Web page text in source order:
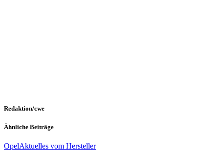
Redaktion/cwe
Ähnliche Beiträge
OpelAktuelles vom Hersteller